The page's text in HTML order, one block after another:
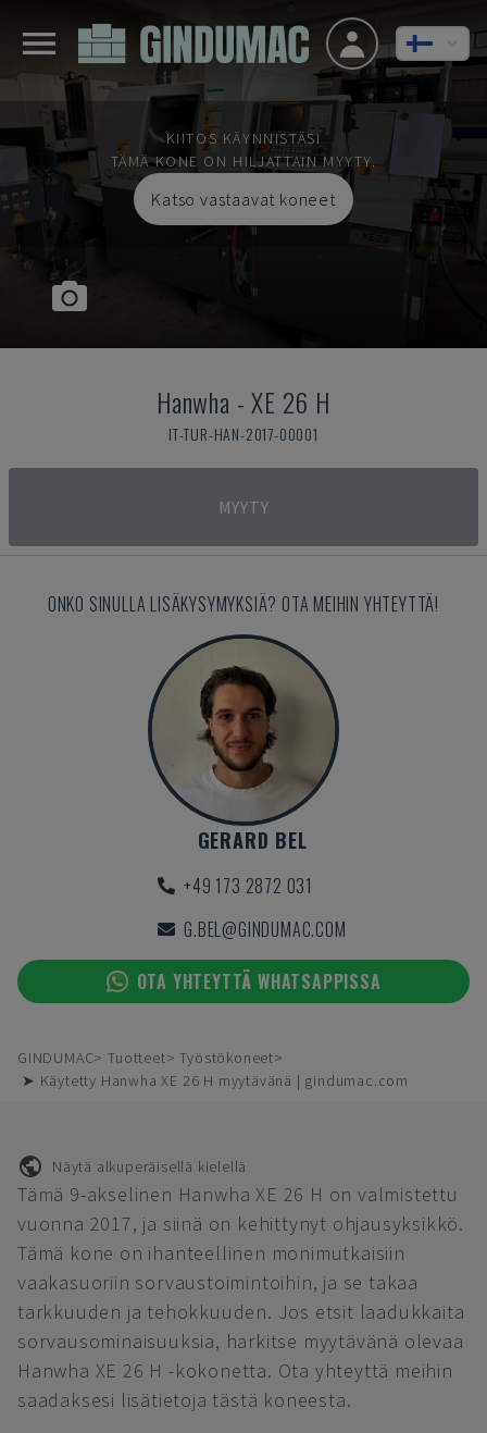
KIITOS KÄYNNISTÄSI
TÄMÄ KONE ON HILJATTAIN MYYTY.
Katso vastaavat koneet
Hanwha -XE 26 H
IT-TUR-HAN-2017-00001
MYYTY
ONKO SINULLA LISÄKYSYMYKSIÄ? OTA MEIHIN YHTEYTTÄ!
GERARD BEL
+49 173 2872 031
G.BEL@GINDUMAC.COM
OTA YHTEYTTÄ WHATSAPPISSA
GINDUMAC Tuotteet
Työstökoneet
➤ Käytetty Hanwha XE 26 H myytävänä | gindumac.com
Näytä alkuperäisellä kielellä
Tämä 9-akselinen Hanwha XE 26 H on valmistettu
vuonna 2017, ja siinä on kehittynyt ohjausyksikkö.
Tämä kone on ihanteellinen monimutkaisiin
vaakasuoriin sorvaustoimintoihin, ja se takaa
tarkkuuden ja tehokkuuden. Jos etsit laadukkaita
sorvausominaisuuksia, harkitse myytävänä olevaa
Hanwha XE 26 H -kokonetta. Ota yhteyttä meihin
saadaksesi lisätietoja tästä koneesta.